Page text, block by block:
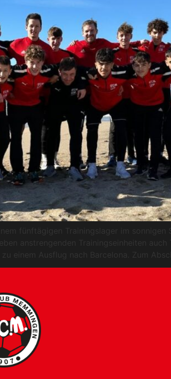
fünftägigen Trainingslager im sonnigen
anstrengenden Trainingseinheiten auch
einem Ausflug nach Barcelona. Zum